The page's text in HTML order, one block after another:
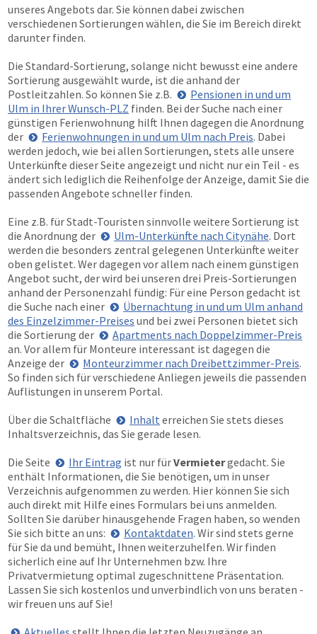
unseres Angebots dar. Sie können dabei zwischen
verschiedenen Sortierungen wählen, die Sie im Bereich direkt
darunter finden.
Die Standard-Sortierung, solange nicht bewusst eine andere
Sortierung ausgewählt wurde, ist die anhand der
Postleitzahlen. So können Sie z.B.
Pensionen in und um
Ulm in Ihrer Wunsch-PLZ finden. Bei der Suche nach einer
günstigen Ferienwohnung hilft Ihnen dagegen die Anordnung
der
Ferienwohnungen in und um Ulm nach Preis. Dabei
werden jedoch, wie bei allen Sortierungen, stets alle unsere
Unterkünfte dieser Seite angezeigt und nicht nur ein Teil - es
ändert sich lediglich die Reihenfolge der Anzeige, damit Sie die
passenden Angebote schneller finden.
Eine z.B. für Stadt-Touristen sinnvolle weitere Sortierung ist
die Anordnung der
Ulm-Unterkünfte nach Citynähe. Dort
werden die besonders zentral gelegenen Unterkünfte weiter
oben gelistet. Wer dagegen vor allem nach einem günstigen
Angebot sucht, der wird bei unseren drei Preis-Sortierungen
anhand der Personenzahl fündig: Für eine Person gedacht ist
die Suche nach einer
Übernachtung in und um Ulm anhand
des Einzelzimmer-Preises und bei zwei Personen bietet sich
die Sortierung der
Apartments nach Doppelzimmer-Preis
an. Vor allem für Monteure interessant ist dagegen die
Anzeige der
Monteurzimmer nach Dreibettzimmer-Preis.
So finden sich für verschiedene Anliegen jeweils die passenden
Auflistungen in unserem Portal.
Über die Schaltfläche
Inhalt erreichen Sie stets dieses
Inhaltsverzeichnis, das Sie gerade lesen.
Die Seite
Ihr Eintrag ist nur fürVermietergedacht. Sie
enthält Informationen, die Sie benötigen, um in unser
Verzeichnis aufgenommen zu werden. Hier können Sie sich
auch direkt mit Hilfe eines Formulars bei uns anmelden.
Sollten Sie darüber hinausgehende Fragen haben, so wenden
Sie sich bitte an uns:
Kontaktdaten. Wir sind stets gerne
für Sie da und bemüht, Ihnen weiterzuhelfen. Wir finden
sicherlich eine auf Ihr Unternehmen bzw. Ihre
Privatvermietung optimal zugeschnittene Präsentation.
Lassen Sie sich kostenlos und unverbindlich von uns beraten -
wir freuen uns auf Sie!